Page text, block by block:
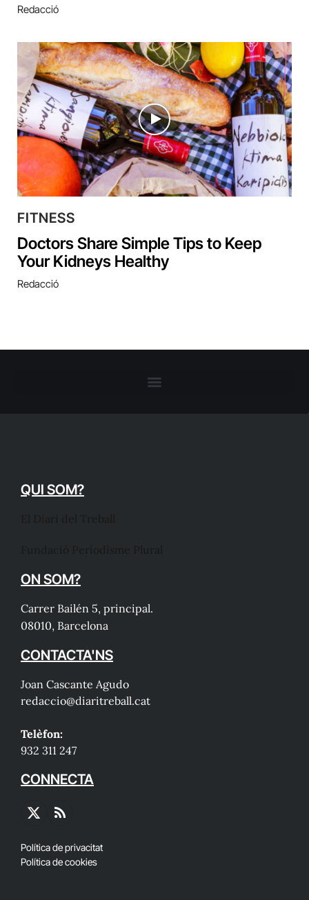
Redacció
FITNESS
Doctors Share Simple Tips to Keep
Your Kidneys Healthy
Redacció
QUI SOM?
ON SOM?
Carrer Bailén 5, principal.
08010, Barcelona
CONTACTA'NS
Joan Cascante Agudo
redaccio@diaritreball.cat
Telèfon:
932 311 247
CONNECTA
X
RSS
Política de privacitat
Política de cookies